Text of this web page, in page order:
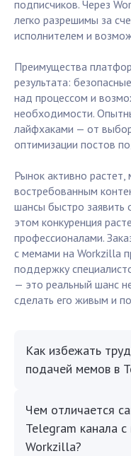
подписчиков. Через
легко разрешимы за
исполнителем и
Преимущества
результата:
над процессом и
необходимости.
лайфхаками — от
оптимизации постов
Рынок активно
востребованным
шансы быстро заявить
этом конкуренция
профессионалами.
с мемами на Workzilla
поддержку
— это реальный шанс
сделать его живым и
Как избежать
подачей мемов в
Чем отличается
Telegram канала
Workzilla?